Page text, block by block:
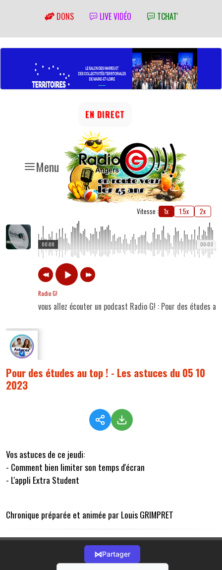
DONS LIVE VIDÉO TCHAT'
Menu
EN DIRECT
Vitesse : 1x 1.5x 2x
00:03
00:00
Radio G!
vous allez écouter un podcast Radio G! : Pour des études
Pour des études au top ! - Les astuces du 05 10
2023
Vos astuces de ce jeudi:
- Comment bien limiter son temps d'écran
- L'appli Extra Student
Chronique préparée et animée par Louis GRIMPRET
⋈Partager